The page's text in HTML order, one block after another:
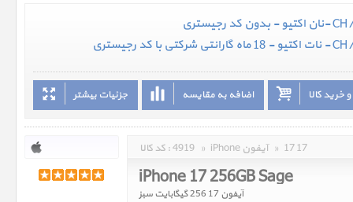
جزئیات بیشتر اضافه به مقایسه خرید کالا
کد کالا : 4919 » iPhone آیفون » 17 17
iPhone 17 256GB Sage
آیفون 17 256 گیگابایت سبز